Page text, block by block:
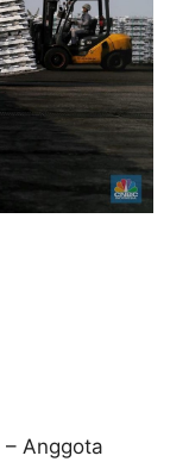
– Anggota